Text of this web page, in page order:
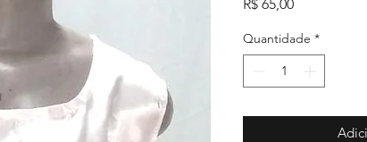
R$ 65,00
Quantidade *